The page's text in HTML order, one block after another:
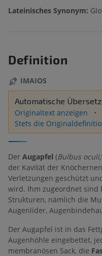
Lateinisches Synonym:
Definition
IMAIOS
Automatische
Originaltext anzeigen
Stets die
Der Augapfel (Bulbus
der Kavität der
Verletzungen geschützt
wird. Ihm zugeordnet sind
Strukturen, nämlich die
Augenlider,
Der Augapfel ist in das
Augenhöhle eingebettet,
membranösen Sack, die